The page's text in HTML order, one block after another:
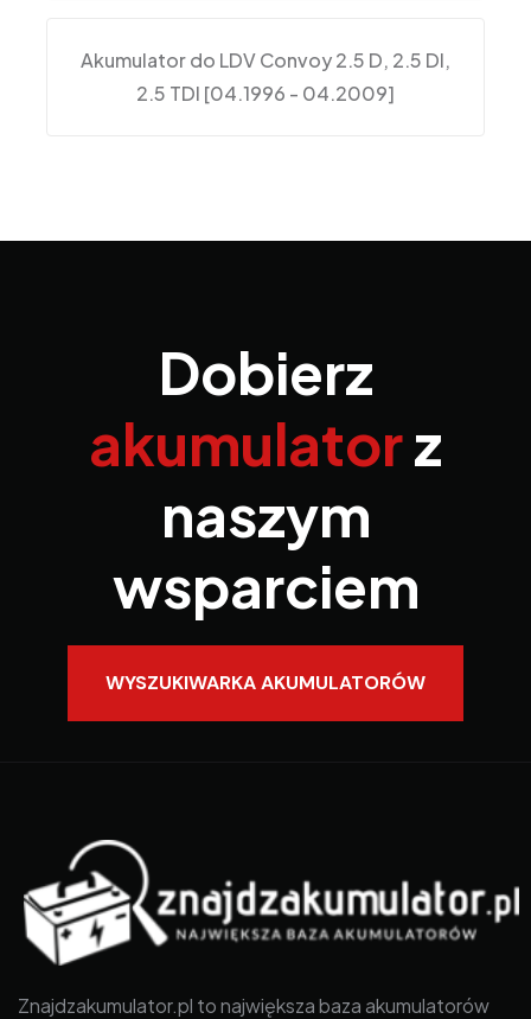
Akumulator do LDV Convoy 2.5 D, 2.5 DI,
2.5 TDI [04.1996 - 04.2009]
Dobierz
akumulatorz
naszym
wsparciem
WYSZUKIWARKA AKUMULATORÓW
Znajdzakumulator.pl to największa baza akumulatorów